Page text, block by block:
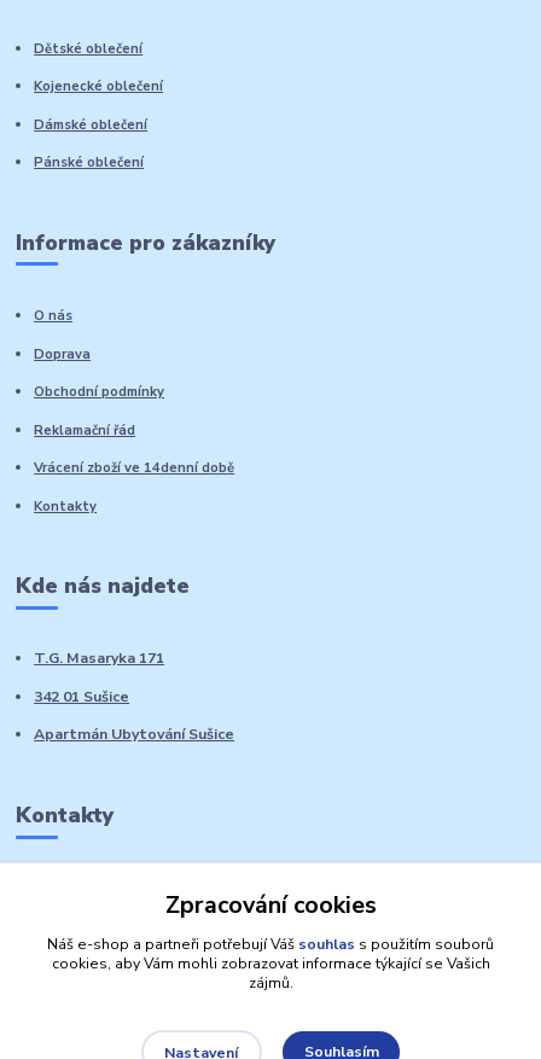
Dětské oblečení
Kojenecké oblečení
Dámské oblečení
Pánské oblečení
Informace pro zákazníky
O nás
Doprava
Obchodní podmínky
Reklamační řád
Vrácení zboží ve 14denní době
Kontakty
Kde nás najdete
T.G. Masaryka 171
342 01 Sušice
Apartmán Ubytování Sušice
Kontakty
Zpracování cookies
Náš e-shop a partneři potřebují Váš souhlas s použitím souborů
cookies, aby Vám mohli zobrazovat informace týkající se Vašich
zájmů.
Nastavení Souhlasím